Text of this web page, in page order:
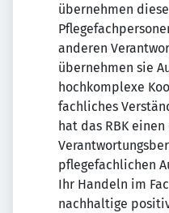
übernehmen
anderen
übernehmen sie
hochkomplexe
fachliches
hat das RBK
pflegefachlichen
Ihr Handeln im
nachhaltige